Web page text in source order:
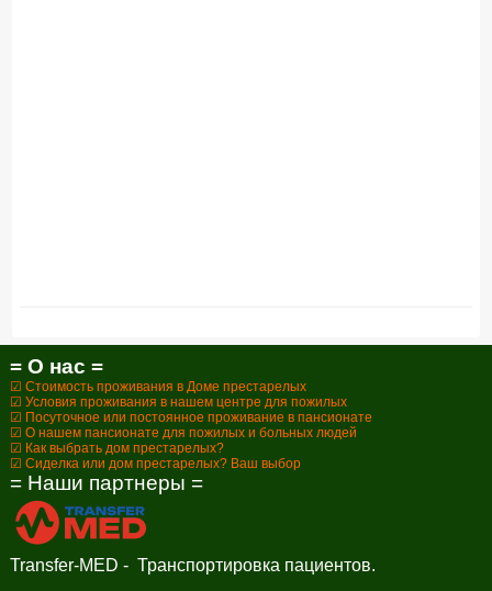
= О нас =
☑ Стоимость проживания в Доме престарелых
☑ Условия проживания в нашем центре для пожилых
☑ Посуточное или постоянное проживание в пансионате
☑ О нашем пансионате для пожилых и больных людей
☑ Как выбрать дом престарелых?
☑ Сиделка или дом престарелых? Ваш выбор
= Наши партнеры =
Transfer-MED - Транспортировка пациентов.